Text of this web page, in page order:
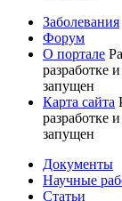
Заболевания
Форум
О портале
разработке
запущен
Карта сайта
разработке
запущен
Документы
Научные
Статьи